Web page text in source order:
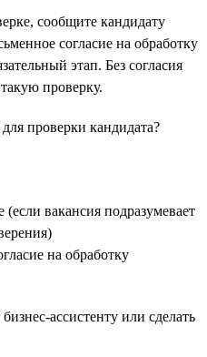
сообщите кандидату
согласие на обработку
этап. Без согласия
проверку.
проверки кандидата?
вакансия подразумевает
на обработку
ассистенту или сделать